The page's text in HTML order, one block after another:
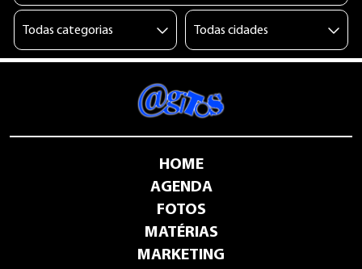
HOME
AGENDA
FOTOS
MATÉRIAS
MARKETING